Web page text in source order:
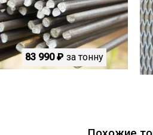
83 990 ₽ за тонну